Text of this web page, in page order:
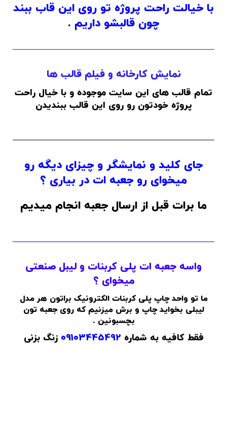
با خیالت راحت پروژه تو روی این قاب ببند
چون قالبشو داریم .
نمایش کارخانه و فیلم قالب ها
تمام قالب های این سایت موجوده و با خیال راحت
پروژه خودتون رو روی این قالب ببندیدن
جای کلید و نمایشگر و چیزای دیگه رو
میخوای رو جعبه ات در بیاری ؟
ما برات قبل از ارسال جعبه انجام میدیم
واسه جعبه ات پلی کربنات و لیبل صنعتی
میخوای ؟
ما تو واحد چاپ پلی کربنات الکترونیک براتون هر مدل
لیبلی بخواید چاپ و برش میزنیم که روی جعبه تون
بچسبونین .
فقط کافیه به شماره 09103445492 زنگ بزنی